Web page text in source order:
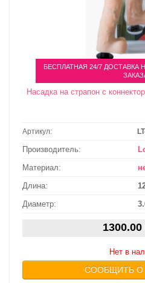
БЕСПЛАТНАЯ 24/7
Насадка на страпон с
Артикул:
Производитель:
Материал:
Длина:
Диаметр:
Нет в
СООБЩИТЬ О